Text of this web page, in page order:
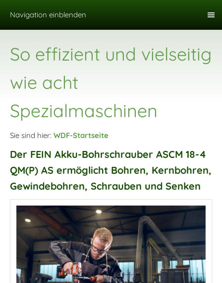
Navigation einblenden
So effizient und vielseitig
wie acht
Spezialmaschinen
Sie sind hier: WDF-Startseite
Der FEIN Akku-Bohrschrauber ASCM 18-4
QM(P) AS ermöglicht Bohren, Kernbohren,
Gewindebohren, Schrauben und Senken